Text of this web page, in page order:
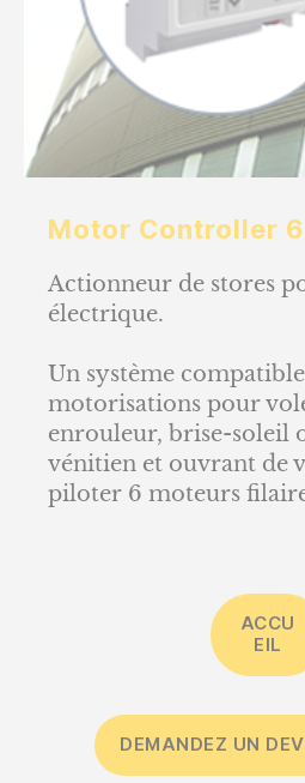
Motor Controller
Actionneur de stores
électrique.
Un système
motorisations pour
enrouleur, brise-soleil
vénitien et ouvrant de
piloter 6 moteurs
ACCU
EIL
DEMANDEZ UN